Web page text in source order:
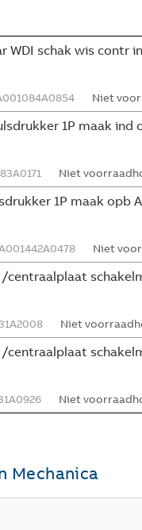
WDI schak wis contr
Niet
1P maak ind
Niet
1P maak opb
Niet
centraalplaat
Niet
centraalplaat
Niet
Mechanica